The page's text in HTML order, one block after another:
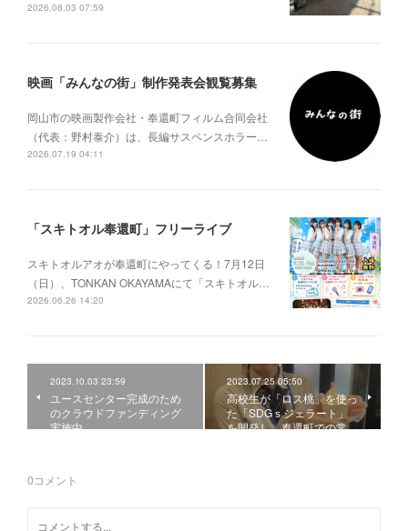
2026.08.03 07:59
映画「みんなの街」制作発表会観覧募集
岡山市の映画製作会社・奉還町フィルム合同会社
（代表：野村泰介）は、長編サスペンスホラー…
2026.07.19 04:11
「スキトオル奉還町」フリーライブ
スキトオルアオが奉還町にやってくる！7月12日
（日）、TONKAN OKAYAMAにて「スキトオル…
2026.06.26 14:20
2023.10.03 23:59
ユースセンター完成のため
のクラウドファンディング
実施中
2023.07.25 05:50
高校生が「ロス桃」を使っ
た「SDGｓジェラート」
を開発し、奉還町での常…
0コメント